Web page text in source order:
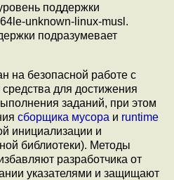
поддержки
unknown-linux-musl.
подразумевает
на безопасной работе с
для достижения
заданий, при этом
сборщика мусора и runtime
инициализации и
библиотеки). Методы
разработчика от
указателями и защищают